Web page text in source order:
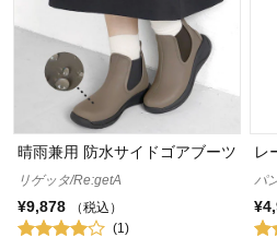
晴雨兼用 防水サイドゴアブーツ
リゲッタ/Re:getA
¥9,878
（税込）
(1)
レ
パ